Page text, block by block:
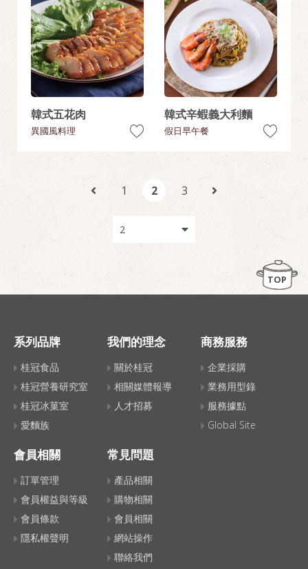
韓式五花肉
異國風料理
韓式辛蝦義大利麵
假日早午餐
1 2 3
TOP
系列品牌
桂冠食品
桂冠營養研究室
桂冠冰菓室
愛麵族
我們的理念
關於桂冠
相關媒體報導
人才招募
商務服務
企業採購
業務用型錄
服務據點
Global Site
會員相關
訂單管理
會員權益與等級
會員條款
隱私權聲明
常見問題
產品相關
購物相關
會員相關
網站操作
聯絡我們